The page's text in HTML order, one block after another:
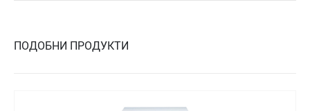
ПОДОБНИ ПРОДУКТИ